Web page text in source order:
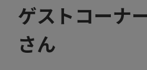
ゲストコーナ
さん